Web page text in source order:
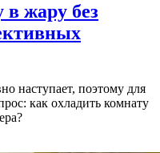
в жару без
наступает, поэтому для
как охладить комнату